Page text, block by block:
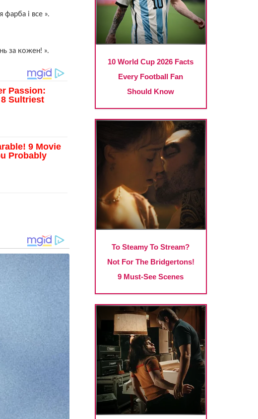
і все ».
за кожен! ».